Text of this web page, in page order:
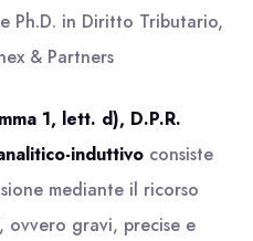
Ph.D. in Diritto Tributario,
& Partners
1, lett. d), D.P.R.
induttivo consiste
mediante il ricorso
, ovvero gravi, precise e